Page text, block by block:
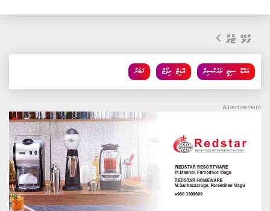
ގުޅޭ ޓެގު
ޚަބަރު އޮޑިޓް ރިޕޯޓު އައްޑޫ ސިޓީ ކައުންސިލް